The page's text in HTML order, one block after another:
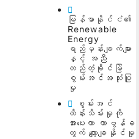
မြန်မာနိုင်ငံ၏
Renewable
Energy
ရည်မှန်းချက်များ
နှင့် အညီ
တည်တံ့ခိုင်မြဲ
စွမ်းအင်အသုံးပြု
မှု
စွမ်းအင်
ထိန်းသိမ်းမှုကို
အားပေးကာ ကာဗွန်ခ
တွက် လျော့ချနိုင်မှု